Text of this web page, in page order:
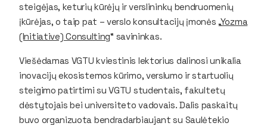
steigėjas, keturių kūrėjų ir verslininkų bendruomenių
įkūrėjas, o taip pat – verslo konsultacijų įmonės „Yozma
(Initiative) Consulting“ savininkas.
Viešėdamas VGTU kviestinis lektorius dalinosi unikalia
inovacijų ekosistemos kūrimo, verslumo ir startuolių
steigimo patirtimi su VGTU studentais, fakultetų
dėstytojais bei universiteto vadovais. Dalis paskaitų
buvo organizuota bendradarbiaujant su Saulėtekio